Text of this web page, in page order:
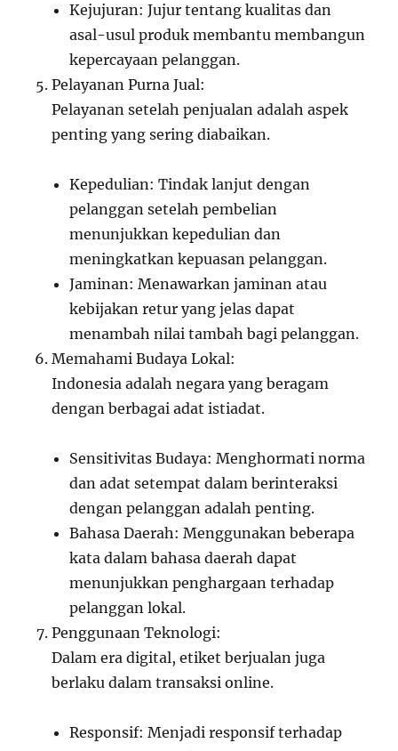
Kejujuran: Jujur tentang kualitas dan
asal-usul produk membantu membangun
kepercayaan pelanggan.
Pelayanan Purna Jual:
Pelayanan setelah penjualan adalah aspek
penting yang sering diabaikan.
Kepedulian: Tindak lanjut dengan
pelanggan setelah pembelian
menunjukkan kepedulian dan
meningkatkan kepuasan pelanggan.
Jaminan: Menawarkan jaminan atau
kebijakan retur yang jelas dapat
menambah nilai tambah bagi pelanggan.
Memahami Budaya Lokal:
Indonesia adalah negara yang beragam
dengan berbagai adat istiadat.
Sensitivitas Budaya: Menghormati norma
dan adat setempat dalam berinteraksi
dengan pelanggan adalah penting.
Bahasa Daerah: Menggunakan beberapa
kata dalam bahasa daerah dapat
menunjukkan penghargaan terhadap
pelanggan lokal.
Penggunaan Teknologi:
Dalam era digital, etiket berjualan juga
berlaku dalam transaksi online.
Responsif: Menjadi responsif terhadap